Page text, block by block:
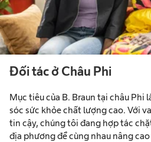
Đối tác ở Châu Phi
Mục tiêu của B. Braun tại châu Phi
sóc sức khỏe chất lượng cao. Với
tin cậy, chúng tôi đang hợp tác
địa phương để cùng nhau nâng